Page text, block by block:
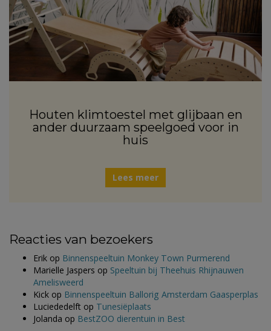
Houten klimtoestel met glijbaan en
ander duurzaam speelgoed voor in
huis
Lees meer
Reacties van bezoekers
Erik op Binnenspeeltuin Monkey Town Purmerend
Marielle Jaspers op Speeltuin bij Theehuis Rhijnauwen
Amelisweerd
Kick op Binnenspeeltuin Ballorig Amsterdam Gaasperplas
Luciededelft op Tunesiëplaats
Jolanda op BestZOO dierentuin in Best